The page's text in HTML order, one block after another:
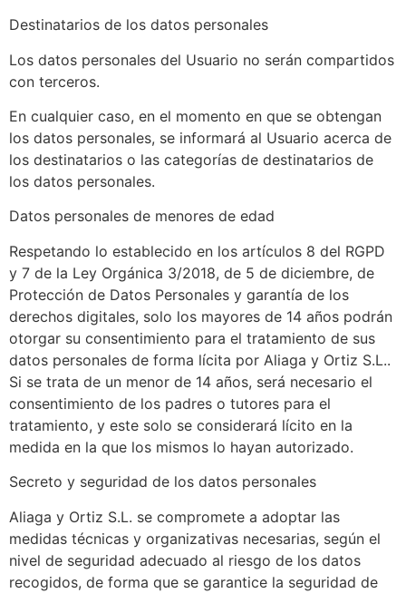
Destinatarios de los datos personales
Los datos personales del Usuario no serán compartidos
con terceros.
En cualquier caso, en el momento en que se obtengan
los datos personales, se informará al Usuario acerca de
los destinatarios o las categorías de destinatarios de
los datos personales.
Datos personales de menores de edad
Respetando lo establecido en los artículos 8 del RGPD
y 7 de la Ley Orgánica 3/2018, de 5 de diciembre, de
Protección de Datos Personales y garantía de los
derechos digitales, solo los mayores de 14 años podrán
otorgar su consentimiento para el tratamiento de sus
datos personales de forma lícita por Aliaga y Ortiz S.L..
Si se trata de un menor de 14 años, será necesario el
consentimiento de los padres o tutores para el
tratamiento, y este solo se considerará lícito en la
medida en la que los mismos lo hayan autorizado.
Secreto y seguridad de los datos personales
Aliaga y Ortiz S.L. se compromete a adoptar las
medidas técnicas y organizativas necesarias, según el
nivel de seguridad adecuado al riesgo de los datos
recogidos, de forma que se garantice la seguridad de